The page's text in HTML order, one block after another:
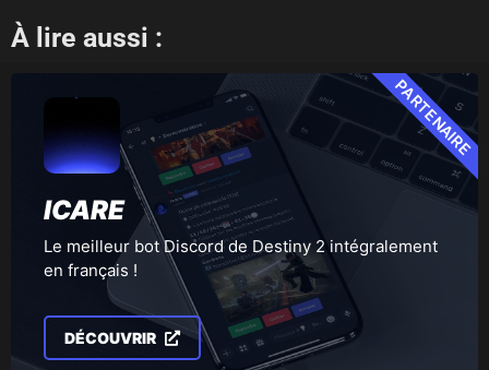
À lire aussi :
ICARE
Le meilleur bot Discord de Destiny 2 intégralement
en français !
DÉCOUVRIR
PARTENAIRE